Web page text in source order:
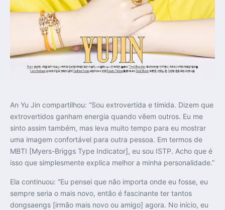
An Yu Jin compartilhou: “Sou extrovertida e tímida. Dizem que
extrovertidos ganham energia quando vêem outros. Eu me
sinto assim também, mas leva muito tempo para eu mostrar
uma imagem confortável para outra pessoa. Em termos de
MBTI [Myers-Briggs Type Indicator], eu sou ISTP. Acho que é
isso que simplesmente explica melhor a minha personalidade.”
Ela continuou: “Eu pensei que não importa onde eu fosse, eu
sempre seria o mais novo, então é fascinante ter tantos
dongsaengs [irmão mais novo ou amigo] agora. No início, eu